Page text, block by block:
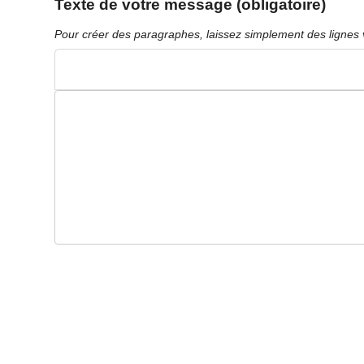
Texte de votre message (obligatoire)
Pour créer des paragraphes, laissez simplement des lignes